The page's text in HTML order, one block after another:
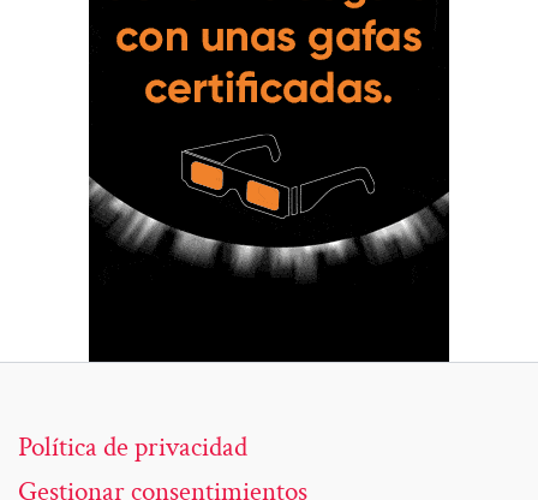
Política de privacidad
Gestionar consentimientos